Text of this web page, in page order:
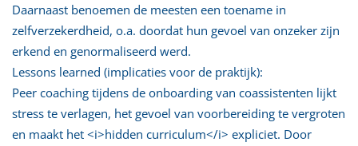
Daarnaast benoemen de meesten een toename in
zelfverzekerdheid, o.a. doordat hun gevoel van onzeker zijn
erkend en genormaliseerd werd.
Lessons learned (implicaties voor de praktijk):
Peer coaching tijdens de onboarding van coassistenten lijkt
stress te verlagen, het gevoel van voorbereiding te vergroten
en maakt het <i>hidden curriculum</i> expliciet. Door